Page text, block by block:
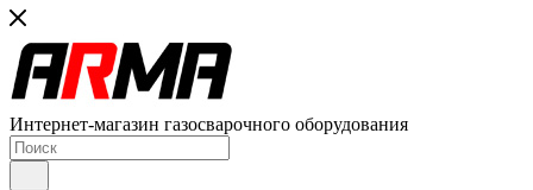
Интернет-магазин газосварочного оборудования